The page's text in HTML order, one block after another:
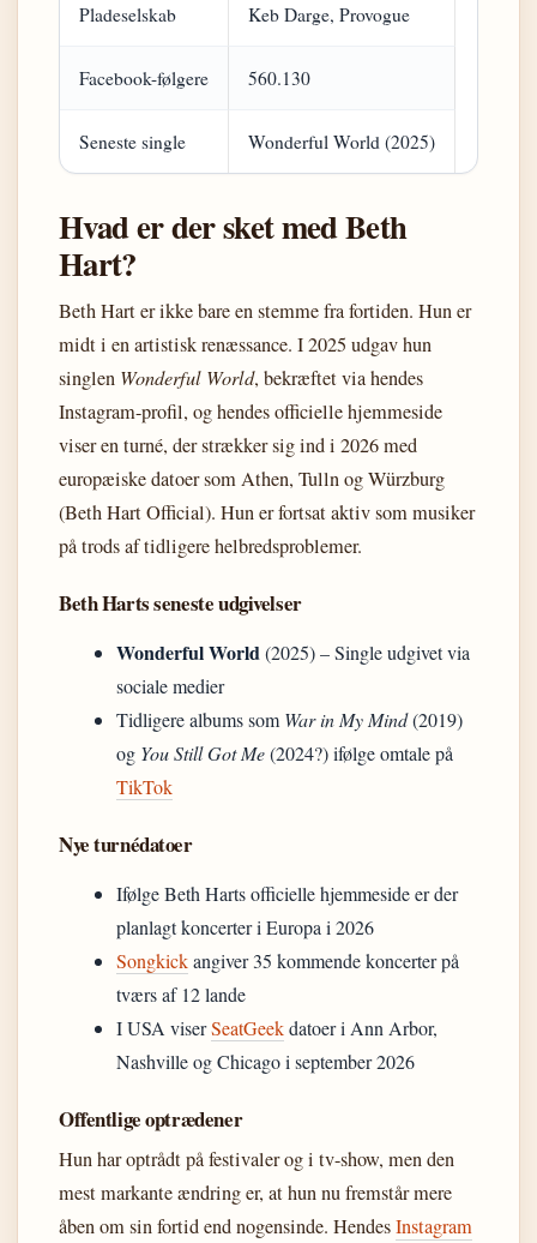
Pladeselskab Keb Darge, Provogue
Facebook-følgere 560.130
Seneste single Wonderful World (2025)
Hvad er der sket med Beth
Hart?
Beth Hart er ikke bare en stemme fra fortiden. Hun er
midt i en artistisk renæssance. I 2025 udgav hun
singlen Wonderful World, bekræftet via hendes
Instagram-profil, og hendes officielle hjemmeside
viser en turné, der strækker sig ind i 2026 med
europæiske datoer som Athen, Tulln og Würzburg
(Beth Hart Official). Hun er fortsat aktiv som musiker
på trods af tidligere helbredsproblemer.
Beth Harts seneste udgivelser
Wonderful World(2025) – Single udgivet via
sociale medier
Tidligere albums som War in My Mind(2019)
og You Still Got Me(2024?) ifølge omtale på
TikTok
Nye turnédatoer
Ifølge Beth Harts officielle hjemmeside er der
planlagt koncerter i Europa i 2026
Songkickangiver 35 kommende koncerter på
tværs af 12 lande
I USA viserSeatGeekdatoer i Ann Arbor,
Nashville og Chicago i september 2026
Offentlige optrædener
Hun har optrådt på festivaler og i tv-show, men den
mest markante ændring er, at hun nu fremstår mere
åben om sin fortid end nogensinde. HendesInstagram